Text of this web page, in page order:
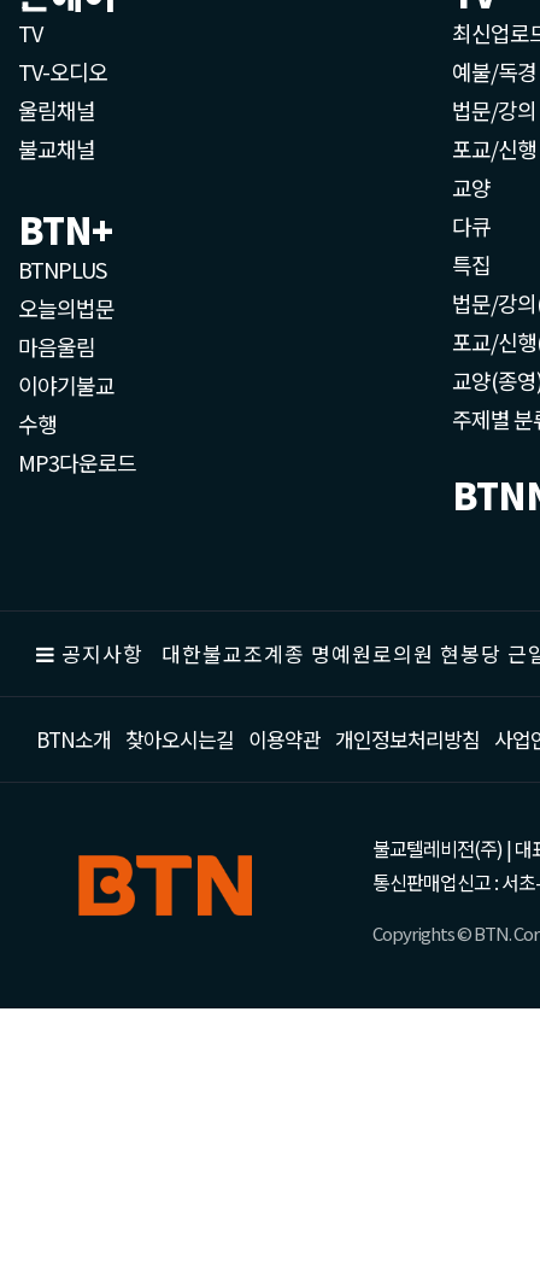
TV
TV-오디오
울림채널
불교채널
BTN+
BTNPLUS
오늘의법문
마음울림
이야기불교
수행
MP3다운로드
최신업로
예불/독경
법문/강의
포교/신행
교양
다큐
특집
법문/강
포교/신
교양(종
주제별 분
공지사항 대한불교조계종 명예원로의원 현봉당
BTN소개 찾아오시는길 이용약관 개인정보처리방침 사업
불교텔레비전(주) | 대
통신판매업신고 : 서
Copyrights © BTN.